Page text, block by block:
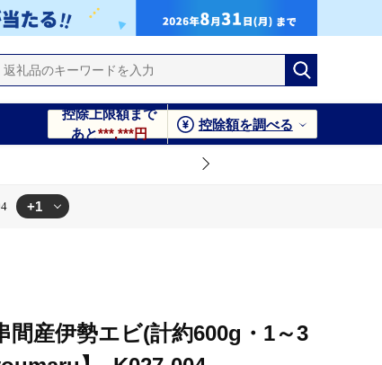
控除上限額まで
あと***,***円
控除額を調べる
+1
間産伊勢エビ(計約600g・1～3